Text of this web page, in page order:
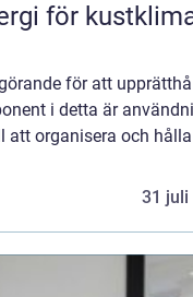
för att
i detta är
att organisera och hålla
31 juli